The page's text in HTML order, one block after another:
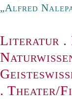
„Alfred
Literatur .
. Theater/